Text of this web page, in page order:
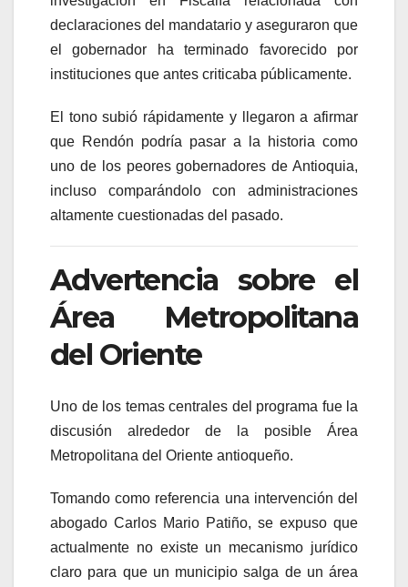
declaraciones del mandatario y aseguraron que
el gobernador ha terminado favorecido por
instituciones que antes criticaba públicamente.
El tono subió rápidamente y llegaron a afirmar
que Rendón podría pasar a la historia como
uno de los peores gobernadores de Antioquia,
incluso comparándolo con administraciones
altamente cuestionadas del pasado.
Advertencia sobre el
Área Metropolitana
del Oriente
Uno de los temas centrales del programa fue la
discusión alrededor de la posible Área
Metropolitana del Oriente antioqueño.
Tomando como referencia una intervención del
abogado Carlos Mario Patiño, se expuso que
actualmente no existe un mecanismo jurídico
claro para que un municipio salga de un área